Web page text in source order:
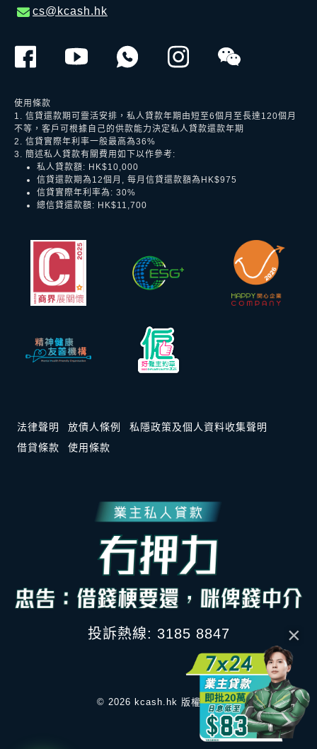
×
cs@kcash.hk
使用條款
1. 信貸還款期可靈活安排，私人貸款年期由短至6個月至長達120個月
不等，客戶可根據自己的供款能力決定私人貸款還款年期
2. 信貸實際年利率一般最高為36%
3. 簡述私人貸款有關費用如下以作參考:
私人貸款額: HK$10,000
信貸還款期為12個月, 每月信貸還款額為HK$975
信貸實際年利率為: 30%
總信貸還款額: HK$11,700
法律聲明 放債人條例
私隱政策及個人資料收集聲明
借貸條款
使用條款
投訴熱線: 3185 8847
© 2026 kcash.hk 版權所有